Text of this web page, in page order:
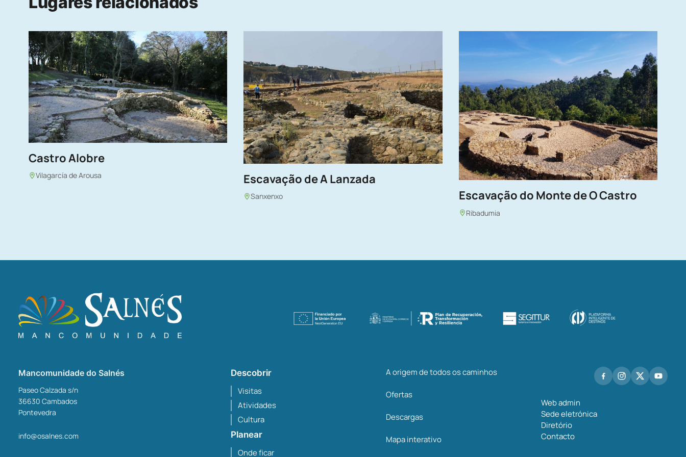
Castro Alobre
Vilagarcía de Arousa Escavação de A Lanzada
Sanxenxo Escavação do Monte de O Castro
Ribadumia
Mancomunidade do Salnés
Paseo Calzada s/n
36630 Cambados
Pontevedra
info@osalnes.com
Descobrir
Visitas
Atividades
Cultura
Planear
Onde ficar
A origem de todos os caminhos
Ofertas
Descargas
Mapa interativo
Web admin
Sede eletrónica
Diretório
Contacto